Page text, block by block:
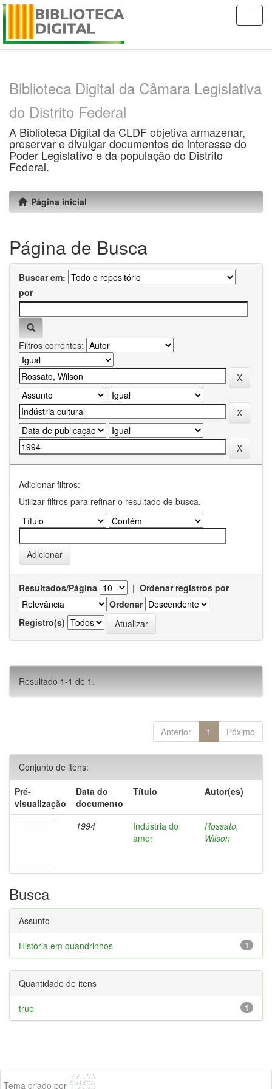
Skip
Biblioteca Digital da Câmara Legislativa
do Distrito Federal
A Biblioteca Digital da CLDF objetiva armazenar,
preservar e divulgar documentos de interesse do
Poder Legislativo e da população do Distrito
Federal.
Página inicial
Página de Busca
Buscar em:
por
Filtros correntes:
Adicionar filtros:
Utilizar filtros para refinar o resultado de busca.
Resultados/Página | Ordenar registros por
Ordenar
Registro(s)
Resultado 1-1 de 1.
Anterior 1 Póximo
Conjunto de itens:
Pré-
visualização
Data do
documento
Título Autor(es)
1994
Indústria do
amor
Rossato,
Wilson
Busca
Assunto
1
História em quandrinhos
Quantidade de itens
1
true
Tema criado por